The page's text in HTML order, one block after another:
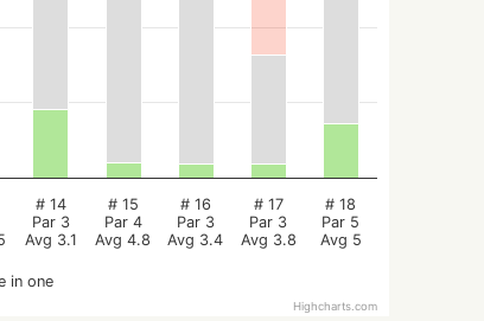
in one
# 14
Par 3
Avg 3.1
# 15
Par 4
Avg 4.8
# 16
Par 3
Avg 3.4
# 17
Par 3
Avg 3.8
# 18
Par 5
Avg 5
Highcharts.com